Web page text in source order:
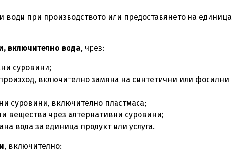
води при производството или предоставянето на единица
включително вода, чрез:
суровини;
включително замяна на синтетични или фосилни
суровини, включително пластмаса;
вещества чрез алтернативни суровини;
вода за единица продукт или услуга.
, включително: